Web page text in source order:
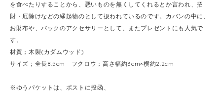
を食べたりすることから、悪いものを無くしてくれるとか言われ、招
財・厄除けなどの縁起物のとして扱われているのです。カバンの中に、
お財布や、バックのアクセサリーとして、またプレゼントにも人気で
す。
材質；木製(カダムウッド)
サイズ；全長8.5cm フクロウ；高さ幅約3cm×横約2.2cm
※ゆうパケットは、ポストに投函、